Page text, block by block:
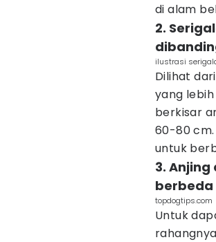
di alam
2.
ilustrasi
Dilihat
yang
berkisar
60-80 cm.
untuk
3.
berbeda
topdogtips.com
Untuk